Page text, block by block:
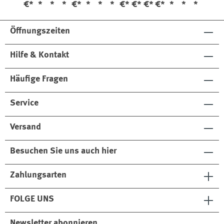
ndi
tio
ner
€* *
*
*
€* *
*
*
er
98
€* €* €*
at
r
€* *
*
ml
*
Öffnungszeiten
Hilfe & Kontakt
Häufige Fragen
Service
Versand
Besuchen Sie uns auch hier
Zahlungsarten
FOLGE UNS